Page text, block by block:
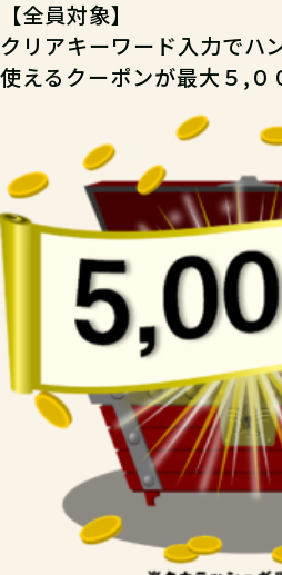
【全員対象】
クリアキーワード入力でハ
使えるクーポンが最大５,０